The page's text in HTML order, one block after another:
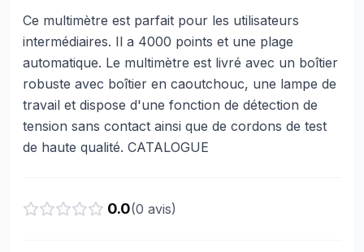
Ce multimètre est parfait pour les utilisateurs
intermédiaires. Il a 4000 points et une plage
automatique. Le multimètre est livré avec un boîtier
robuste avec boîtier en caoutchouc, une lampe de
travail et dispose d'une fonction de détection de
tension sans contact ainsi que de cordons de test
de haute qualité. CATALOGUE
0.0(0 avis)